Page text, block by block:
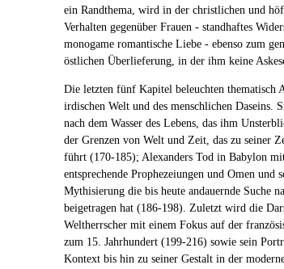
ein Randthema, wird in der christlichen und
Verhalten gegenüber Frauen - standhaftes
monogame romantische Liebe - ebenso zum
östlichen Überlieferung, in der ihm keine
Die letzten fünf Kapitel beleuchten thematisch
irdischen Welt und des menschlichen Daseins.
nach dem Wasser des Lebens, das ihm
der Grenzen von Welt und Zeit, das zu seiner
führt (170-185); Alexanders Tod in Babylon
entsprechende Prophezeiungen und Omen und
Mythisierung die bis heute andauernde Suche
beigetragen hat (186-198). Zuletzt wird die
Weltherrscher mit einem Fokus auf der
zum 15. Jahrhundert (199-216) sowie sein
Kontext bis hin zu seiner Gestalt in der